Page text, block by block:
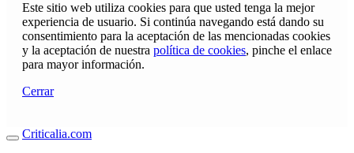
Este sitio web utiliza cookies para que usted tenga la mejor
experiencia de usuario. Si continúa navegando está dando su
consentimiento para la aceptación de las mencionadas cookies
y la aceptación de nuestra política de cookies, pinche el enlace
para mayor información.
Cerrar
Criticalia.com